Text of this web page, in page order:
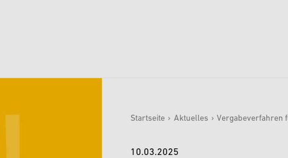
Sie sind hier:
Startseite › Aktuelles › Vergabeverfahren
10.03.2025